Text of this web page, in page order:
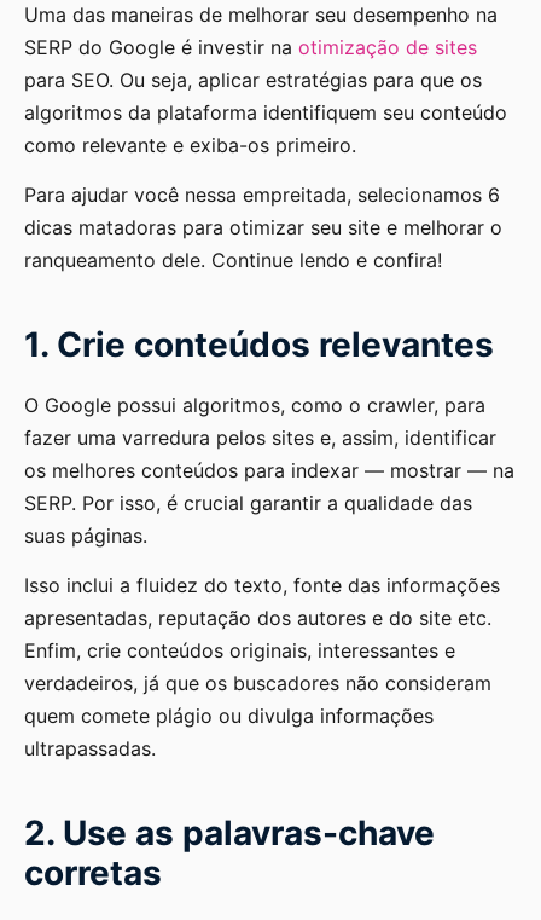
Uma das maneiras de melhorar seu desempenho na
SERP do Google é investir na otimização de sites
para SEO. Ou seja, aplicar estratégias para que os
algoritmos da plataforma identifiquem seu conteúdo
como relevante e exiba-os primeiro.
Para ajudar você nessa empreitada, selecionamos 6
dicas matadoras para otimizar seu site e melhorar o
ranqueamento dele. Continue lendo e confira!
1. Crie conteúdos relevantes
O Google possui algoritmos, como o crawler, para
fazer uma varredura pelos sites e, assim, identificar
os melhores conteúdos para indexar — mostrar — na
SERP. Por isso, é crucial garantir a qualidade das
suas páginas.
Isso inclui a fluidez do texto, fonte das informações
apresentadas, reputação dos autores e do site etc.
Enfim, crie conteúdos originais, interessantes e
verdadeiros, já que os buscadores não consideram
quem comete plágio ou divulga informações
ultrapassadas.
2. Use as palavras-chave
corretas